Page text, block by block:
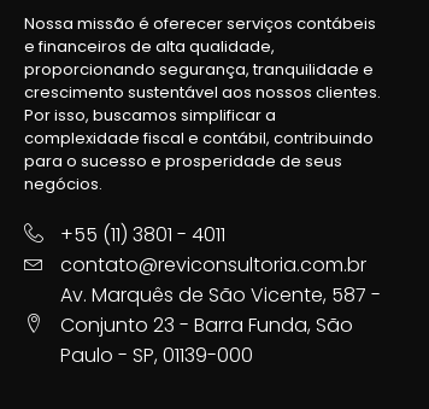
Nossa missão é oferecer serviços contábeis
e financeiros de alta qualidade,
proporcionando segurança, tranquilidade e
crescimento sustentável aos nossos clientes.
Por isso, buscamos simplificar a
complexidade fiscal e contábil, contribuindo
para o sucesso e prosperidade de seus
negócios.
+55 (11) 3801 - 4011
contato@reviconsultoria.com.br
Av. Marquês de São Vicente, 587 -
Conjunto 23 - Barra Funda, São
Paulo - SP, 01139-000